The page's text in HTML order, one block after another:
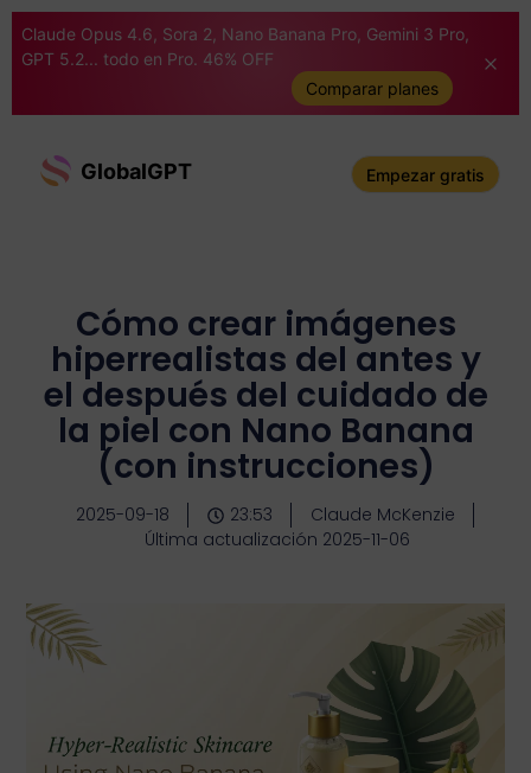
Claude Opus 4.6, Sora 2, Nano Banana Pro, Gemini 3 Pro,
GPT 5.2... todo en Pro. 46% OFF
Comparar planes
GlobalGPT Empezar gratis
Cómo crear imágenes
hiperrealistas del antes y
el después del cuidado de
la piel con Nano Banana
(con instrucciones)
2025-09-18 23:53
Claude McKenzie
Última actualización 2025-11-06